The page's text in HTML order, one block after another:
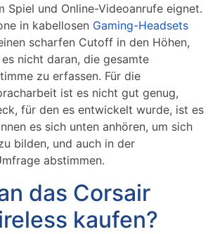
Spiel und Online-Videoanrufe eignet.
in kabellosen Gaming-Headsets
scharfen Cutoff in den Höhen,
nicht daran, die gesamte
zu erfassen. Für die
ist es nicht gut genug,
für den es entwickelt wurde, ist es
es sich unten anhören, um sich
bilden, und auch in der
abstimmen.
das Corsair
kaufen?